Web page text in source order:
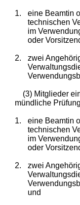
1.
eine Beamtin
technischen
im
oder
2.
zwei
(3) Mitglieder
mündliche
1.
eine Beamtin
technischen
im
oder
2.
zwei
und